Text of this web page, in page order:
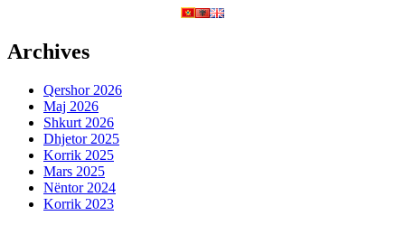
Archives
Qershor 2026
Maj 2026
Shkurt 2026
Dhjetor 2025
Korrik 2025
Mars 2025
Nëntor 2024
Korrik 2023